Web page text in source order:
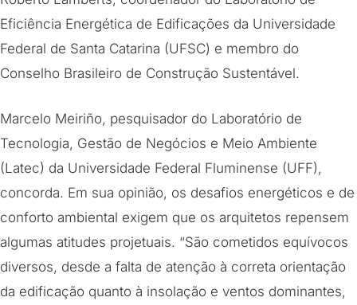
Eficiência Energética de Edificações da Universidade
Federal de Santa Catarina (UFSC) e membro do
Conselho Brasileiro de Construção Sustentável.
Marcelo Meiriño, pesquisador do Laboratório de
Tecnologia, Gestão de Negócios e Meio Ambiente
(Latec) da Universidade Federal Fluminense (UFF),
concorda. Em sua opinião, os desafios energéticos e de
conforto ambiental exigem que os arquitetos repensem
algumas atitudes projetuais. “São cometidos equívocos
diversos, desde a falta de atenção à correta orientação
da edificação quanto à insolação e ventos dominantes,